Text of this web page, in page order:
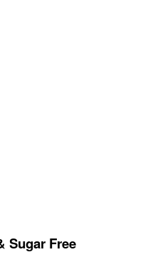
Sugar Free